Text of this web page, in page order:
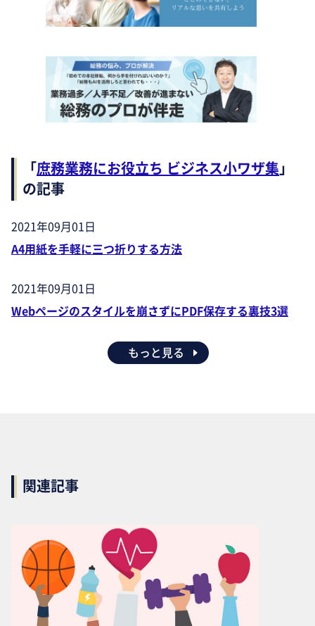
「庶務業務にお役立ち ビジネス小ワザ集」
の記事
2021年09月01日
A4用紙を手軽に三つ折りする方法
2021年09月01日
Webページのスタイルを崩さずにPDF保存する裏技3選
もっと見る
関連記事